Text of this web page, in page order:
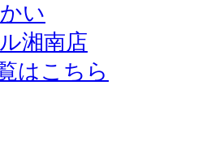
い
湘南店
はこちら